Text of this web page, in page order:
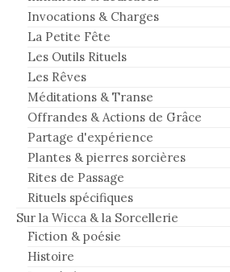
Invocations & Charges
La Petite Fête
Les Outils Rituels
Les Rêves
Méditations & Transe
Offrandes & Actions de Grâce
Partage d'expérience
Plantes & pierres sorcières
Rites de Passage
Rituels spécifiques
Sur la Wicca & la Sorcellerie
Fiction & poésie
Histoire